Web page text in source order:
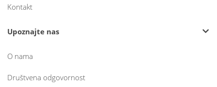
Kontakt
Upoznajte nas
O nama
Društvena odgovornost